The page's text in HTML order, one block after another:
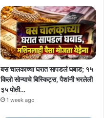
बस चालकाच्या घरात सापडलं घबाड; १५
किलो सोन्याचे बिस्किट्स, पैशांनी भरलेली
३५ पोती…
1 week ago